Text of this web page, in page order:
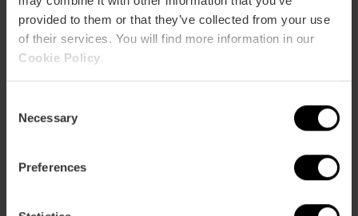
provided to them or that they’ve collected from your use
of their services. You will find more information in our
Cookie Policy
Necessary
Preferences
6 de marzo 2024
El de Begoña Rodrigo ha sido el único
restaurante de España que ha entrado en la
exclusiva lista de ...
Leer más